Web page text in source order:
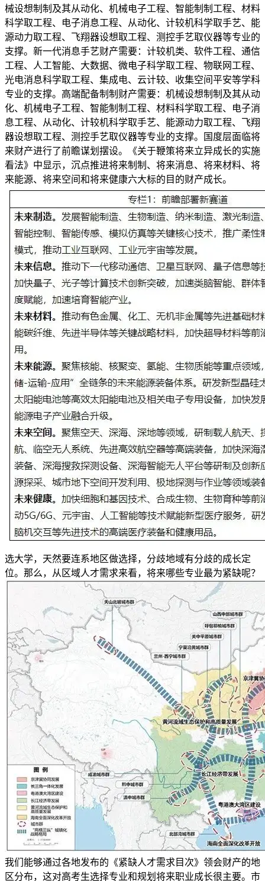
械设想制制及其从动化、机械电子工程、智能制制工程、材料
科学取工程、电子消息工程、从动化、计较机科学取手艺、能
源动力取工程、飞翔器设想取工程、测控手艺取仪器等专业的
支撑。新一代消息手艺财产需要：计较机类、软件工程、通信
工程、人工智能、大数据、微电子科学取工程、物联网工程、
光电消息科学取工程、集成电、云计较、收集空间平安等学科
专业的支撑。高端配备制制财产需要：机械设想制制及其从动
化、机械电子工程、智能制制工程、材料科学取工程、电子消
息工程、从动化、计较机科学取手艺、能源动力取工程、飞翔
器设想取工程、测控手艺取仪器等专业的支撑。国度层面临将
来财产进行了前瞻谋划摆设。《关于鞭策将来立异成长的实施
看法》中显示，沉点推进将来制制、将来消息、将来材料、将
来能源、将来空间和将来健康六大标的目的财产成长。
选大学，天然要连系地区做选择，分歧地域有分歧的成长定
位。那么，从区域人才需求来看，将来哪些专业最为紧缺呢？
我们能够通过各地发布的《紧缺人才需求目次》领会财产的地
区分布，这对高考生选择专业和规划将来职业成长很主要。市